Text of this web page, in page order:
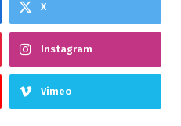
X
Instagram
Vimeo